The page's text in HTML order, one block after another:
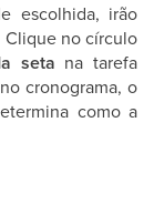
escolhida, irão
Clique no círculo
seta na tarefa
cronograma, o
como a